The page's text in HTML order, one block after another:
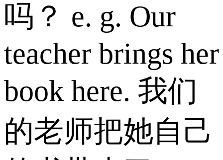
吗？ e. g. Our
teacher brings her
book here. 我们
的老师把她自己